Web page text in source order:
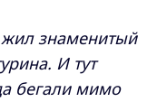
знаменитый
И тут
бегали мимо